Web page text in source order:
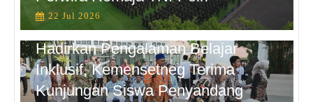
22 Jul 2026
Hadirkan Pengalaman Belajar
Inklusif, Kemensetneg Terima
Kunjungan Siswa Penyandang